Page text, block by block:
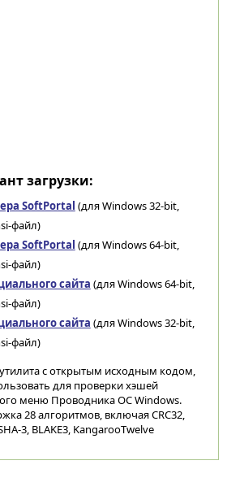
загрузки:
SoftPortal (для Windows 32-bit,
файл)
SoftPortal (для Windows 64-bit,
файл)
сайта (для Windows 64-bit,
файл)
сайта (для Windows 32-bit,
файл)
с открытым исходным кодом,
для проверки хэшей
меню Проводника ОС Windows.
28 алгоритмов, включая CRC32,
3, BLAKE3, KangarooTwelve